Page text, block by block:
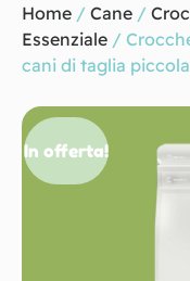
Home / Cane /
Essenziale /
cani di taglia piccola
In offerta!